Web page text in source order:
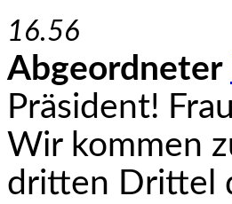
16.56
Abgeordneter
Präsident!
Wir kommen
dritten Drittel